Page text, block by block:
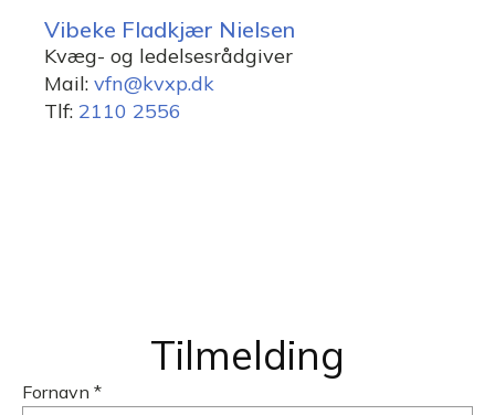
Vibeke Fladkjær Nielsen
Kvæg- og ledelsesrådgiver
Mail: vfn@kvxp.dk
Tlf: 2110 2556
Tilmelding
Fornavn *